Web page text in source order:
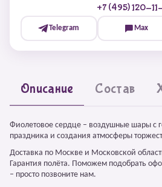
+7 (495) 120-
Telegram Max
Описание Состав
Фиолетовое сердце – воздушные шары с
праздника и создания атмосферы
Доставка по Москве и Московской
Гарантия полёта. Поможем подобрать
– просто позвоните нам.